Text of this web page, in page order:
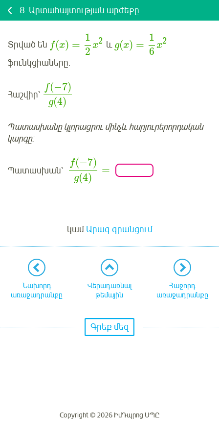
8. Արտահայտության արժեքը
Տրված են f(x) =
1
2
x2 և g(x) =
1
6
x2
ֆունկցիաները:
Հաշվիր՝
f(−7)
g(4)
Պատասխանը կլորացրու մինչև հարյուրերորդական
կարգը:
Պատասխան՝
f(−7)
g(4)
=
կամԱրագ գրանցում
Նախորդ
առաջադրանքը
Վերադառնալ
թեմային
Հաջորդ
առաջադրանքը
Գրեք մեզ
Copyright © 2026 ԻմԴպրոց ՍՊԸ